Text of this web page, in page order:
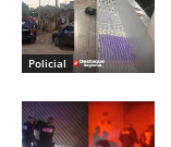
Policial